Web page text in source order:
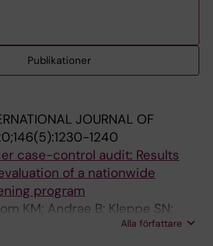
Publikationer
JOURNAL OF
1240
case-control audit: Results
of a nationwide
program
KM; Andrae B; Kleppe SN;
Dillner J; Sundstrom K; Sparen
Alla författare